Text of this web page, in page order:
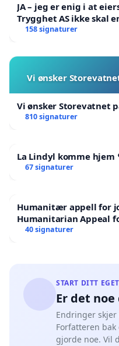
JA – jeg er enig i at
Trygghet AS ikke skal
158 signaturer
Vi ønsker
Vi ønsker Storevatnet
810 signaturer
La Lindyl komme
67 signaturer
Humanitær appell for
Humanitarian Appeal
Victims
40 signaturer
START DITT
Er det
Endringer
Forfatteren
gjorde noe. Vil